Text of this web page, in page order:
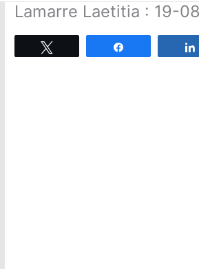
Lamarre Laetitia : 19-